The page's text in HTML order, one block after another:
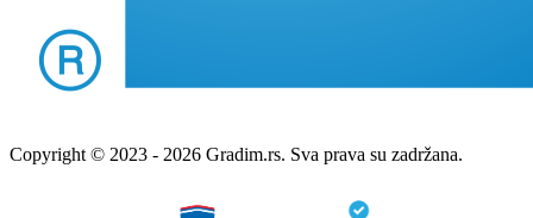
Copyright © 2023 - 2026 Gradim.rs. Sva prava su zadržana.